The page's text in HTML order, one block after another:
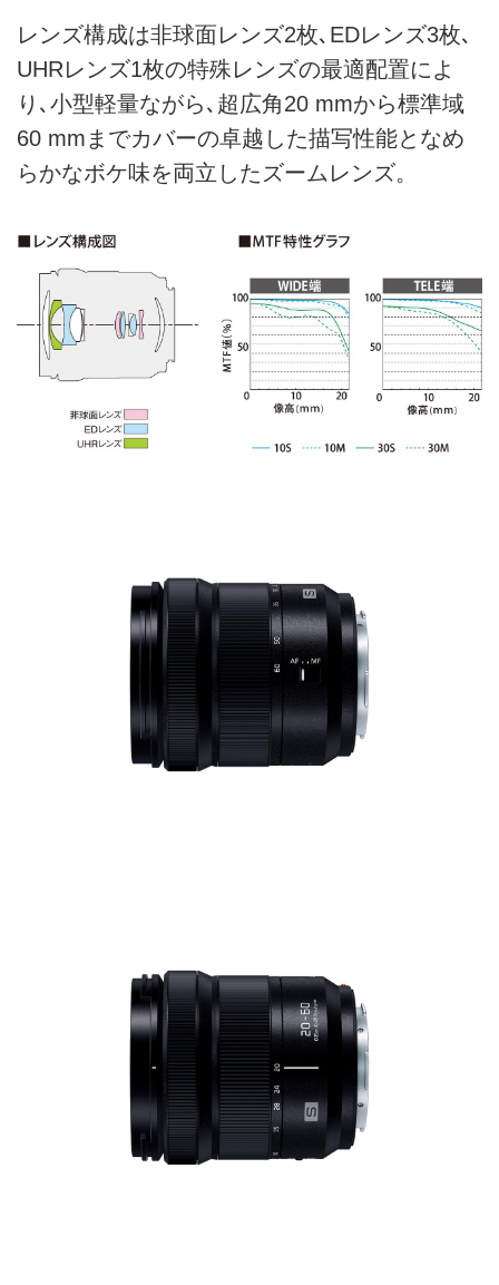
レンズ構成は非球面レンズ2枚､EDレンズ3枚､
UHRレンズ1枚の特殊レンズの最適配置によ
り､小型軽量ながら､超広角20 mmから標準域
60 mmまでカバーの卓越した描写性能となめ
らかなボケ味を両立したズームレンズ。